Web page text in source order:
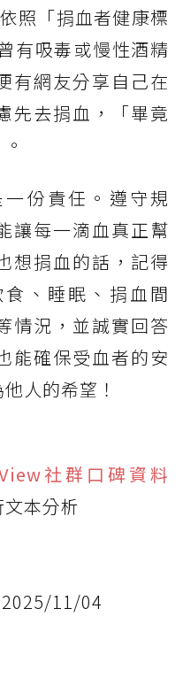
照「捐血者健康標
有吸毒或慢性酒精
有網友分享自己在
先去捐血，「畢竟
份責任。遵守規
讓每一滴血真正幫
想捐血的話，記得
、睡眠、捐血間
情況，並誠實回答
能確保受血者的安
人的希望！
社群口碑資料
本分析
11/04